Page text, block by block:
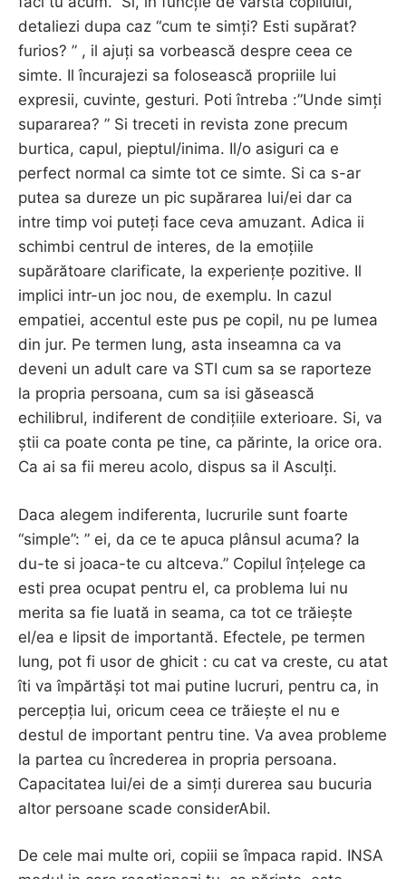
detaliezi dupa caz “cum te simți? Esti supărat?
furios? ” , il ajuți sa vorbească despre ceea ce
simte. Il încurajezi sa folosească propriile lui
expresii, cuvinte, gesturi. Poti întreba :”Unde simți
supararea? ” Si treceti in revista zone precum
burtica, capul, pieptul/inima. Il/o asiguri ca e
perfect normal ca simte tot ce simte. Si ca s-ar
putea sa dureze un pic supărarea lui/ei dar ca
intre timp voi puteți face ceva amuzant. Adica ii
schimbi centrul de interes, de la emoțiile
supărătoare clarificate, la experiențe pozitive. Il
implici intr-un joc nou, de exemplu. In cazul
empatiei, accentul este pus pe copil, nu pe lumea
din jur. Pe termen lung, asta inseamna ca va
deveni un adult care va STI cum sa se raporteze
la propria persoana, cum sa isi găsească
echilibrul, indiferent de condițiile exterioare. Si, va
știi ca poate conta pe tine, ca părinte, la orice ora.
Ca ai sa fii mereu acolo, dispus sa il Asculți.
Daca alegem indiferenta, lucrurile sunt foarte
“simple”: ” ei, da ce te apuca plânsul acuma? Ia
du-te si joaca-te cu altceva.” Copilul înțelege ca
esti prea ocupat pentru el, ca problema lui nu
merita sa fie luată in seama, ca tot ce trăiește
el/ea e lipsit de importantă. Efectele, pe termen
lung, pot fi usor de ghicit : cu cat va creste, cu atat
îti va împărtăși tot mai putine lucruri, pentru ca, in
percepția lui, oricum ceea ce trăiește el nu e
destul de important pentru tine. Va avea probleme
la partea cu încrederea in propria persoana.
Capacitatea lui/ei de a simți durerea sau bucuria
altor persoane scade considerAbil.
De cele mai multe ori, copiii se împaca rapid. INSA